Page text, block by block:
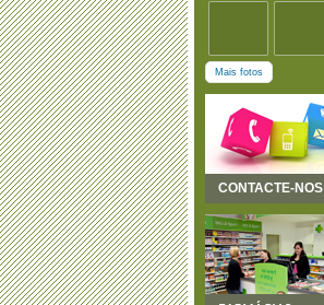
Mais fotos
CONTACTE-NOS